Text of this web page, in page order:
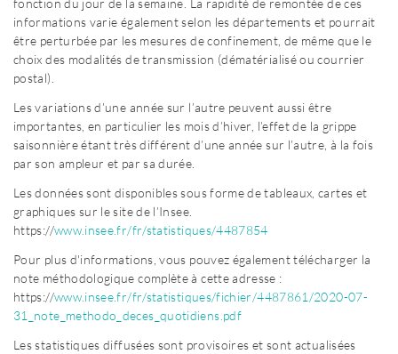
informations varie également selon les départements et pourrait
être perturbée par les mesures de confinement, de même que le
choix des modalités de transmission (dématérialisé ou courrier
postal).
Les variations d’une année sur l’autre peuvent aussi être
importantes, en particulier les mois d’hiver, l’effet de la grippe
saisonnière étant très différent d’une année sur l’autre, à la fois
par son ampleur et par sa durée.
Les données sont disponibles sous forme de tableaux, cartes et
graphiques sur le site de l’Insee.
https://www.insee.fr/fr/statistiques/4487854
Pour plus d'informations, vous pouvez également télécharger la
note méthodologique complète à cette adresse :
https://www.insee.fr/fr/statistiques/fichier/4487861/2020-07-
31_note_methodo_deces_quotidiens.pdf
Les statistiques diffusées sont provisoires et sont actualisées